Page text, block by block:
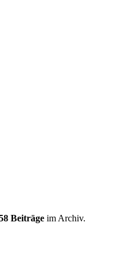
Beiträge im Archiv.